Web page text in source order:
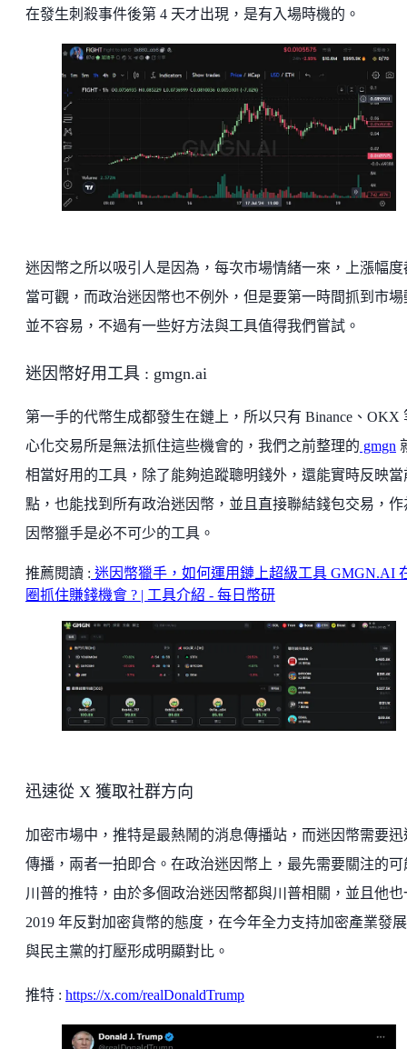
在發生刺殺事件後第 4 天才出現，是有入場時機的。
迷因幣之所以吸引人是因為，每次市場情緒一來，上漲幅度
當可觀，而政治迷因幣也不例外，但是要第一時間抓到市場
並不容易，不過有一些好方法與工具值得我們嘗試。
迷因幣好用工具 : gmgn.ai
第一手的代幣生成都發生在鏈上，所以只有 Binance、OKX
心化交易所是無法抓住這些機會的，我們之前整理的 gmgn
相當好用的工具，除了能夠追蹤聰明錢外，還能實時反映當
點，也能找到所有政治迷因幣，並且直接聯結錢包交易，作
因幣獵手是必不可少的工具。
推薦閱讀 : 迷因幣獵手，如何運用鏈上超級工具 GMGN.AI
圈抓住賺錢機會 ? | 工具介紹 - 每日幣研
迅速從 X 獲取社群方向
加密市場中，推特是最熱鬧的消息傳播站，而迷因幣需要迅
傳播，兩者一拍即合。在政治迷因幣上，最先需要關注的可
川普的推特，由於多個政治迷因幣都與川普相關，並且他也
2019 年反對加密貨幣的態度，在今年全力支持加密產業發
與民主黨的打壓形成明顯對比。
推特 : https://x.com/realDonaldTrump